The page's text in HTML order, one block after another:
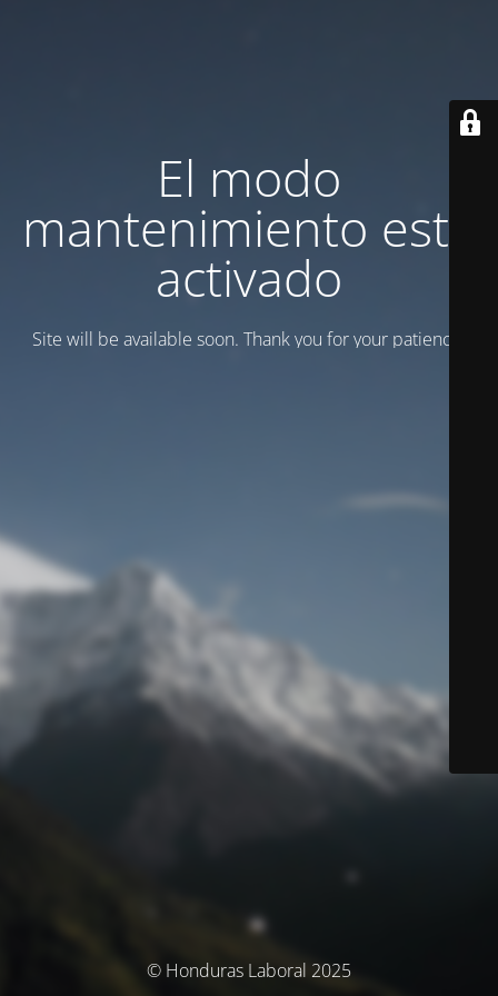
El modo
mantenimiento está
activado
Site will be available soon. Thank you for your patience!
© Honduras Laboral 2025